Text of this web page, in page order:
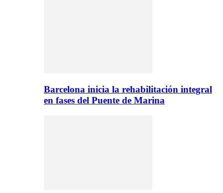
Barcelona inicia la rehabilitación integral
en fases del Puente de Marina